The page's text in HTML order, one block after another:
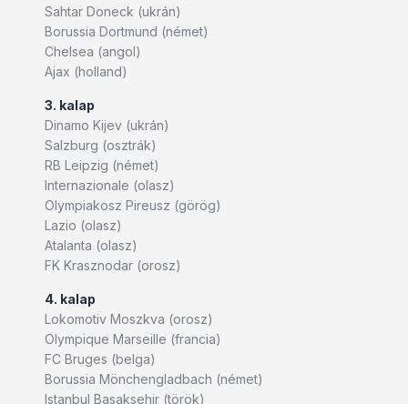
Sahtar Doneck (ukrán)
Borussia Dortmund (német)
Chelsea (angol)
Ajax (holland)
3. kalap
Dinamo Kijev (ukrán)
Salzburg (osztrák)
RB Leipzig (német)
Internazionale (olasz)
Olympiakosz Pireusz (görög)
Lazio (olasz)
Atalanta (olasz)
FK Krasznodar (orosz)
4. kalap
Lokomotiv Moszkva (orosz)
Olympique Marseille (francia)
FC Bruges (belga)
Borussia Mönchengladbach (német)
Istanbul Basaksehir (török)